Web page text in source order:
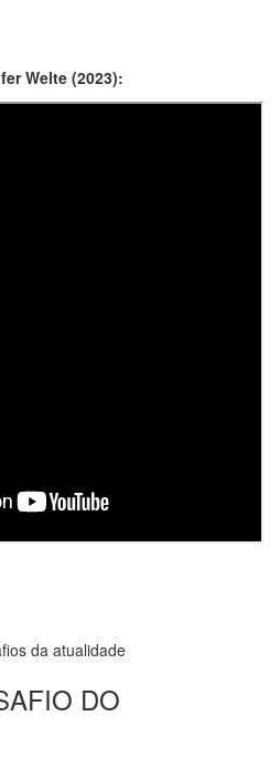
Welte (2023):
da atualidade
DO